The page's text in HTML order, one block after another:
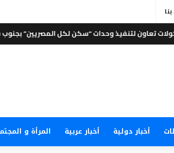
وحدات “سكن لكل المصريين” بجنوب سيناء وشراء
أخبار دولية أخبار عربية المرأة و